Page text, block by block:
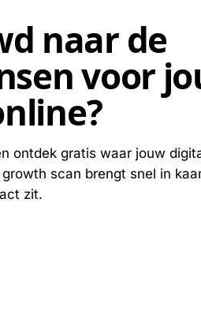
naar de
voor
?
ontdek gratis waar jouw
scan brengt snel in
zit.